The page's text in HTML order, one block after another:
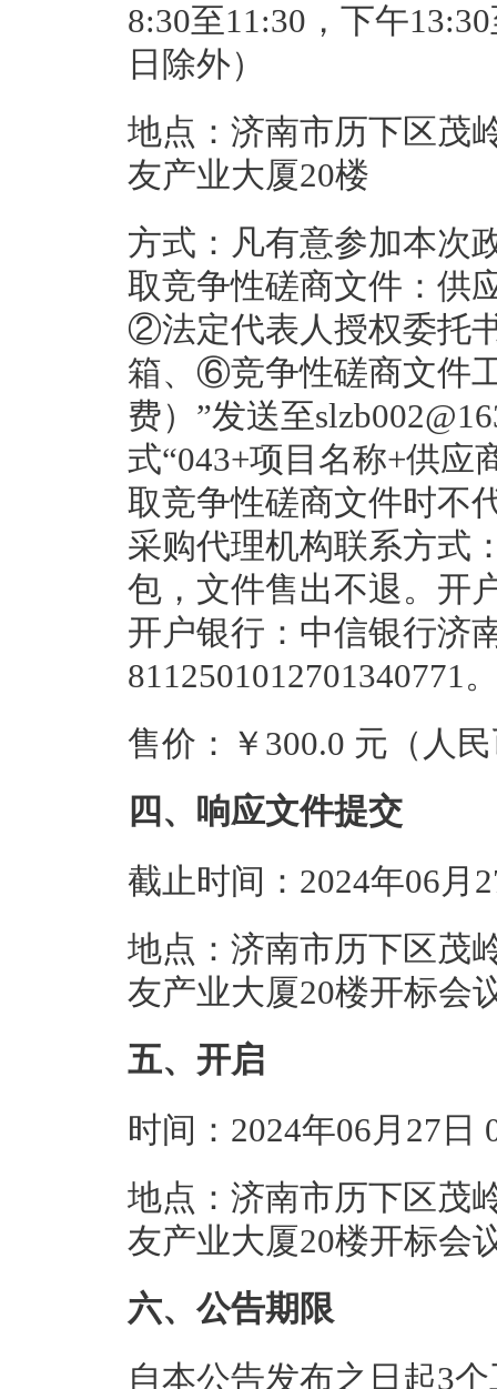
8:30至11:30，下午
日除外）
地点：济南市历下区茂
友产业大厦20楼
方式：凡有意参加本次
取竞争性磋商文件：供
②法定代表人授权委
箱、⑥竞争性磋商文件
费）”发送至
式“043+项目名称+供应
取竞争性磋商文件时不
采购代理机构联系方式
包，文件售出不退。开
开户银行：中信银行济
8112501012701340771
售价：￥300.0 元（人
四、响应文件提交
截止时间：2024年06月
地点：济南市历下区茂
友产业大厦20楼开标会
五、开启
时间：2024年06月27日
地点：济南市历下区茂
友产业大厦20楼开标会
六、公告期限
自本公告发布之日起3